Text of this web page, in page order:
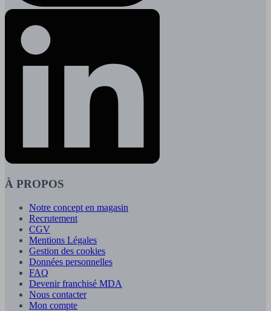
À PROPOS
Notre concept en magasin
Recrutement
CGV
Mentions Légales
Gestion des cookies
Données personnelles
FAQ
Devenir franchisé MDA
Nous contacter
Mon compte